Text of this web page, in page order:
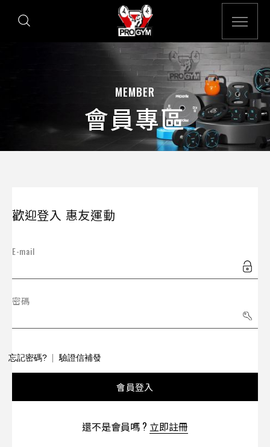
MEMBER
會員專區
歡迎登入 惠友運動
E-mail
密碼
忘記密碼? 驗證信補發
會員登入
還不是會員嗎 ? 立即註冊